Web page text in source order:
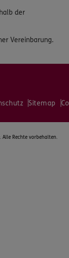
der
Vereinbarung.
Sitemap
Alle Rechte vorbehalten.